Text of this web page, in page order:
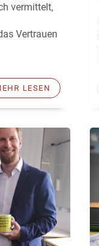
vermittelt,
Vertrauen
LESEN